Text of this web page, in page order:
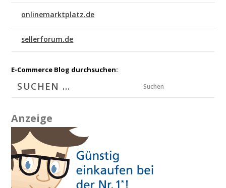
onlinemarktplatz.de
sellerforum.de
E-Commerce Blog durchsuchen:
Suchen
Anzeige